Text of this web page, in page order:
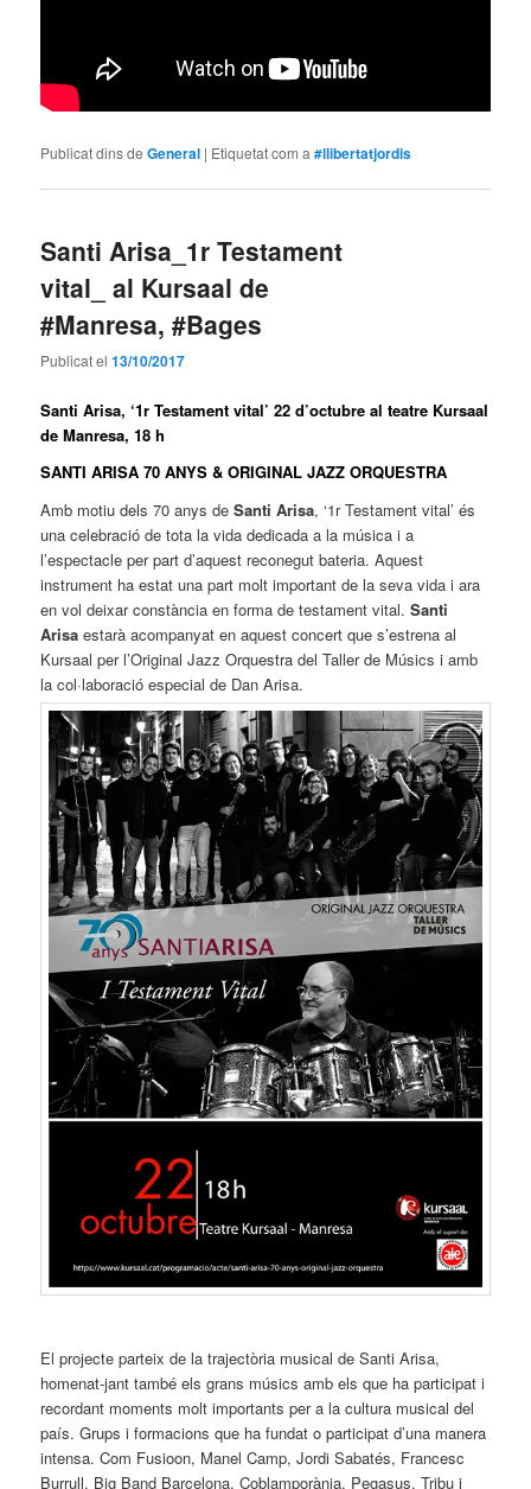
Publicat dins de General | Etiquetat com a #llibertatjordis
Santi Arisa_1r Testament
vital_ al Kursaal de
#Manresa, #Bages
Publicat el13/10/2017
Santi Arisa, ‘1r Testament vital’ 22 d’octubre al teatre Kursaal
de Manresa, 18 h
SANTI ARISA 70 ANYS & ORIGINAL JAZZ ORQUESTRA
Amb motiu dels 70 anys de Santi Arisa, ‘1r Testament vital’ és
una celebració de tota la vida dedicada a la música i a
l’espectacle per part d’aquest reconegut bateria. Aquest
instrument ha estat una part molt important de la seva vida i ara
en vol deixar constància en forma de testament vital.Santi
Arisa estarà acompanyat en aquest concert que s’estrena al
Kursaal per l’Original Jazz Orquestra del Taller de Músics i amb
la col·laboració especial de Dan Arisa.
El projecte parteix de la trajectòria musical de Santi Arisa,
homenat-jant també els grans músics amb els que ha participat i
recordant moments molt importants per a la cultura musical del
país. Grups i formacions que ha fundat o participat d’una manera
intensa. Com Fusioon, Manel Camp, Jordi Sabatés, Francesc
Burrull, Big Band Barcelona, Coblamporània, Pegasus, Tribu i